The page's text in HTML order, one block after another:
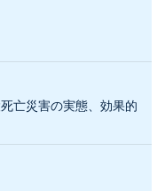
亡災害の実態、効果的